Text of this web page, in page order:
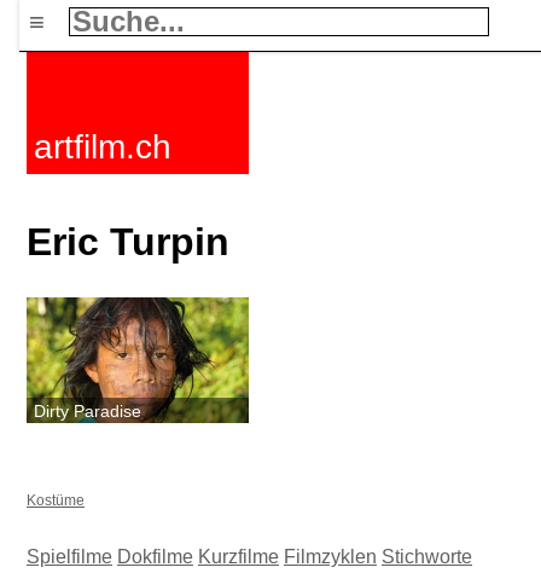
≡
artfilm.ch
Eric Turpin
Dirty Paradise
Kostüme
Spielfilme Dokfilme Kurzfilme Filmzyklen Stichworte